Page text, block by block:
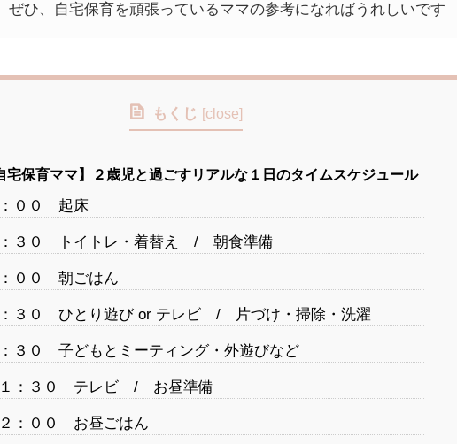
ぜひ、自宅保育を頑張っているママの参考になればうれしいです
もくじ [close]
宅保育ママ】２歳児と過ごすリアルな１日のタイムスケジュール
００ 起床
：３０ トイトレ・着替え / 朝食準備
００ 朝ごはん
：３０ ひとり遊び or テレビ / 片づけ・掃除・洗濯
３０ 子どもとミーティング・外遊びなど
１：３０ テレビ / お昼準備
：００ お昼ごはん